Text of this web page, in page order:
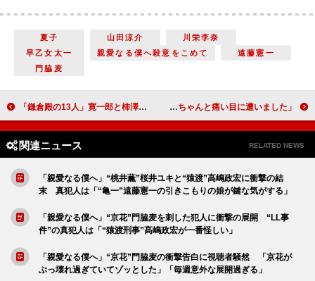
夏子 山田涼介
川栄李奈
早乙女太一
親愛なる僕へ殺意をこめて
遠藤憲一
門脇麦
「鎌倉殿の13人」寛一郎と柿澤勇人が語る公暁と実朝、対話の舞台裏 寛一郎「公暁には『許す、許さない』の葛藤があった」 トレエン斎藤、Ｗ杯で「ドイツを応援」 「ちゃんと痛い目に遭いました」
関連ニュース RELATED NEWS
「親愛なる僕へ」“桃井薫”桜井ユキと“猿渡”高嶋政宏に衝撃の結
末 真犯人は「“亀一”遠藤憲一の引きこもりの娘が鍵な気がする」
「親愛なる僕へ」“京花”門脇麦を刺した犯人に衝撃の展開 “LL事
件”の真犯人は「“猿渡刑事”髙嶋政宏が一番怪しい」
「親愛なる僕へ」“京花”門脇麦の衝撃告白に視聴者騒然 「京花が
ぶっ壊れ過ぎていてゾッとした」「毎週意外な展開過ぎる」